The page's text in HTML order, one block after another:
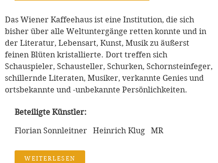
Das Wiener Kaffeehaus ist eine Institution, die sich
bisher über alle Weltuntergänge retten konnte und in
der Literatur, Lebensart, Kunst, Musik zu äußerst
feinen Blüten kristallierte. Dort treffen sich
Schauspieler, Schausteller, Schurken, Schornsteinfeger,
schillernde Literaten, Musiker, verkannte Genies und
ortsbekannte und -unbekannte Persönlichkeiten.
Beteiligte Künstler:
Florian Sonnleitner Heinrich Klug MR
WEITERLESEN